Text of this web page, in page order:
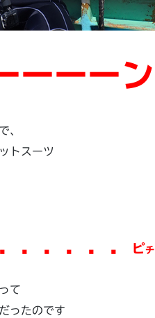
ーーーン
、
トスーツ
．．．．． ピチ
て
ったのです